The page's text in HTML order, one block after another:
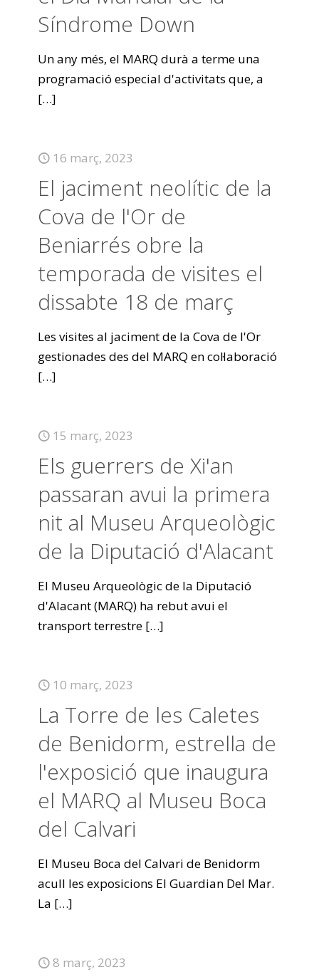
Síndrome Down
Un any més, el MARQ durà a terme una
programació especial d'activitats que, a
[…]
16 març, 2023
El jaciment neolític de la
Cova de l'Or de
Beniarrés obre la
temporada de visites el
dissabte 18 de març
Les visites al jaciment de la Cova de l'Or
gestionades des del MARQ en col·laboració
[…]
15 març, 2023
Els guerrers de Xi'an
passaran avui la primera
nit al Museu Arqueològic
de la Diputació d'Alacant
El Museu Arqueològic de la Diputació
d'Alacant (MARQ) ha rebut avui el
transport terrestre […]
10 març, 2023
La Torre de les Caletes
de Benidorm, estrella de
l'exposició que inaugura
el MARQ al Museu Boca
del Calvari
El Museu Boca del Calvari de Benidorm
acull les exposicions El Guardian Del Mar.
La […]
8 març, 2023